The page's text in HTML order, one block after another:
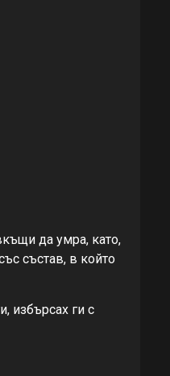
да умра, като,
състав, в който
избърсах ги с